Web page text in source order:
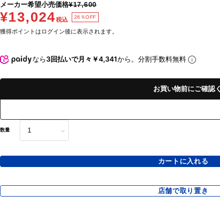
メーカー希望小売価格¥17,600
¥13,024税込 26％OFF
獲得ポイントはログイン後に表示されます。
なら3回払いで月々￥4,341から。分割手数料無料
お買い物前にご確認
数量
カートに入れる
店舗で取り置き